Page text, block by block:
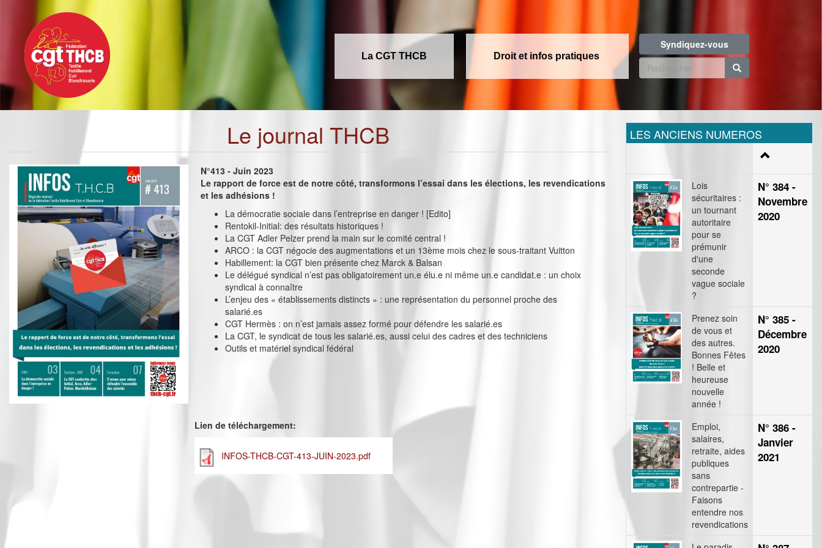
contenu
principal
La CGT THCB Droit et infos pratiques
Syndiquez-vous
Formulaire
recherche
Le journal THCB
N°413 - Juin 2023
Le rapport de force est de notre côté, transformons l’essai dans les élections, les revendications
et les adhésions !
La démocratie sociale dans l’entreprise en danger ! [Edito]
Rentokil-Initial: des résultats historiques !
La CGT Adler Pelzer prend la main sur le comité central !
ARCO : la CGT négocie des augmentations et un 13ème mois chez le sous-traitant Vuitton
Habillement: la CGT bien présente chez Marck & Balsan
Le délégué syndical n’est pas obligatoirement un.e élu.e ni même un.e candidat.e : un choix
syndical à connaître
L’enjeu des « établissements distincts » : une représentation du personnel proche des
salarié.es
CGT Hermès : on n’est jamais assez formé pour défendre les salarié.es
La CGT, le syndicat de tous les salarié.es, aussi celui des cadres et des techniciens
Outils et matériel syndical fédéral
Lien de téléchargement:
INFOS-THCB-CGT-413-JUIN-2023.pdf
LES ANCIENS NUMEROS
Lois
sécuritaires :
un tournant
autoritaire
pour se
prémunir
d'une
seconde
vague sociale
?
N° 384 -
Novembre
2020
Prenez soin
de vous et
des autres.
Bonnes Fêtes
! Belle et
heureuse
nouvelle
année !
N° 385 -
Décembre
2020
Emploi,
salaires,
retraite, aides
publiques
sans
contrepartie -
Faisons
entendre nos
revendications
N° 386 -
Janvier
2021